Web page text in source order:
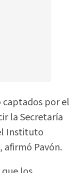
captados por el
la Secretaría
Instituto
afirmó Pavón.